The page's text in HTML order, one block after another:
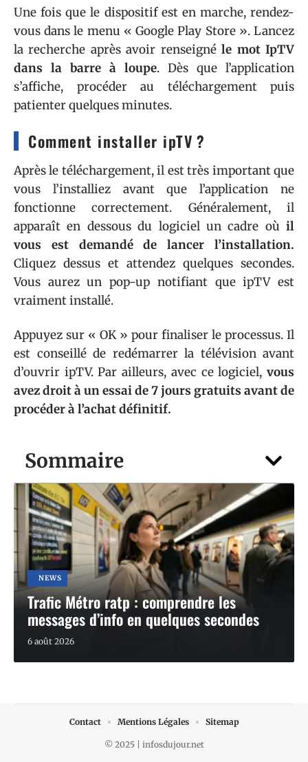
Sommaire
NEWS
Trafic Métro ratp : comprendre les
messages d’info en quelques secondes
6 août 2026
Une fois que le dispositif est en marche, rendez-
vous dans le menu « Google Play Store ». Lancez
la recherche après avoir renseignéle mot IpTV
dans la barre à loupe. Dès que l’application
s’affiche, procéder au téléchargement puis
patienter quelques minutes.
Comment installer ipTV ?
Après le téléchargement, il est très important que
vous l’installiez avant que l’application ne
fonctionne correctement. Généralement, il
apparaît en dessous du logiciel un cadre où il
vous est demandé de lancer l’installation.
Cliquez dessus et attendez quelques secondes.
Vous aurez un pop-up notifiant que ipTV est
vraiment installé.
Appuyez sur « OK » pour finaliser le processus. Il
est conseillé de redémarrer la télévision avant
d’ouvrir ipTV. Par ailleurs, avec ce logiciel, vous
avez droit à un essai de 7 jours gratuits avant de
procéder à l’achat définitif.
© 2025 | infosdujour.net
Contact Mentions Légales Sitemap